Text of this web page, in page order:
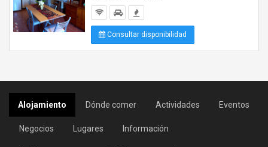
Consultar disponibilidad
Alojamiento Dónde comer Actividades Eventos
Negocios Lugares Información